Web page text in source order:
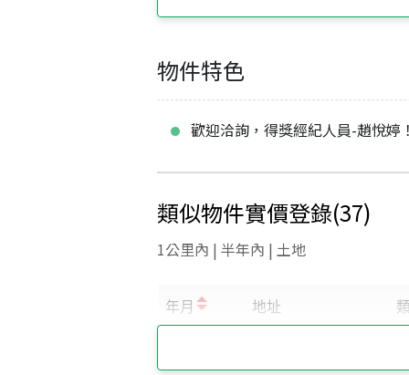
物件特色
歡迎洽詢，得獎經紀人員-趙悅婷
類似物件實價登錄(37)
1公里內 | 半年內 | 土地